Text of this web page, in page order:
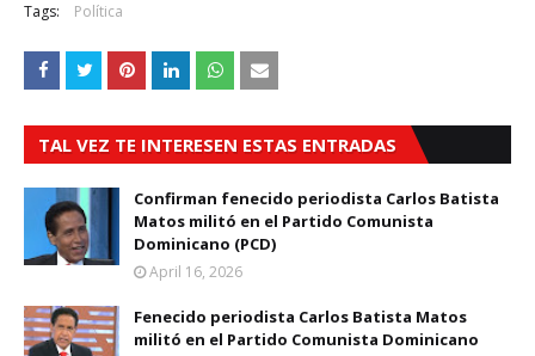
Tags: Política
TAL VEZ TE INTERESEN ESTAS ENTRADAS
Confirman fenecido periodista Carlos Batista
Matos militó en el Partido Comunista
Dominicano (PCD)
April 16, 2026
Fenecido periodista Carlos Batista Matos
militó en el Partido Comunista Dominicano